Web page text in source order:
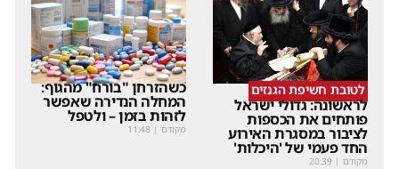
לטובת חשיפת הגנזים
לראשונה: גדולי ישראל
פותחים את הכספות
לציבור במסגרת האירוע
החד פעמי של 'היכלות'
מקודם |
20:39
כשהזרחן "בורח" מהגוף:
המחלה הנדירה שאפשר
לזהות בזמן – ולטפל
מקודם |
11:48